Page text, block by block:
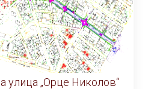
улица „Орце Николов“